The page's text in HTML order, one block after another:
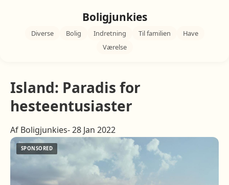
Boligjunkies
Diverse Bolig Indretning Til familien
Have
Værelse
Island: Paradis for
hesteentusiaster
Af Boligjunkies- 28 Jan 2022